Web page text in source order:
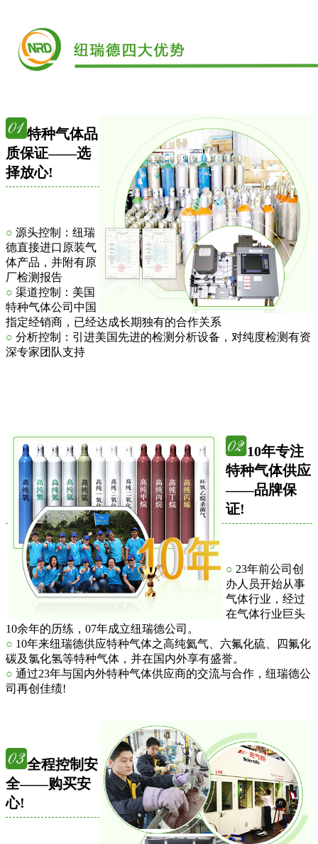
特种气体品
质保证——选
择放心!
○ 源头控制：纽瑞
德直接进口原装气
体产品，并附有原
厂检测报告
○ 渠道控制：美国
特种气体公司中国
指定经销商，已经达成长期独有的合作关系
○ 分析控制：引进美国先进的检测分析设备，对纯度检测有资
深专家团队支持
10年专注
特种气体供应
——品牌保
证!
○ 23年前公司创
办人员开始从事
气体行业，经过
在气体行业巨头
10余年的历练，07年成立纽瑞德公司。
○ 10年来纽瑞德供应特种气体之高纯氦气、六氟化硫、四氟化
碳及氯化氢等特种气体，并在国内外享有盛誉。
○ 通过23年与国内外特种气体供应商的交流与合作，纽瑞德公
司再创佳绩!
全程控制安
全——购买安
心!